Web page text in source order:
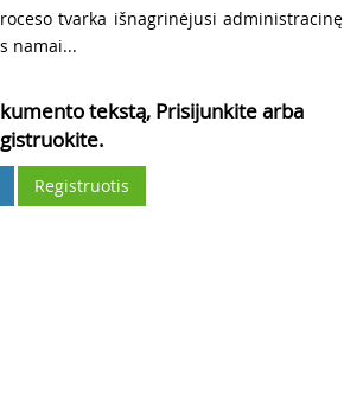
tvarka išnagrinėjusi administracinę
namai...
tekstą, Prisijunkite arba
Registruotis